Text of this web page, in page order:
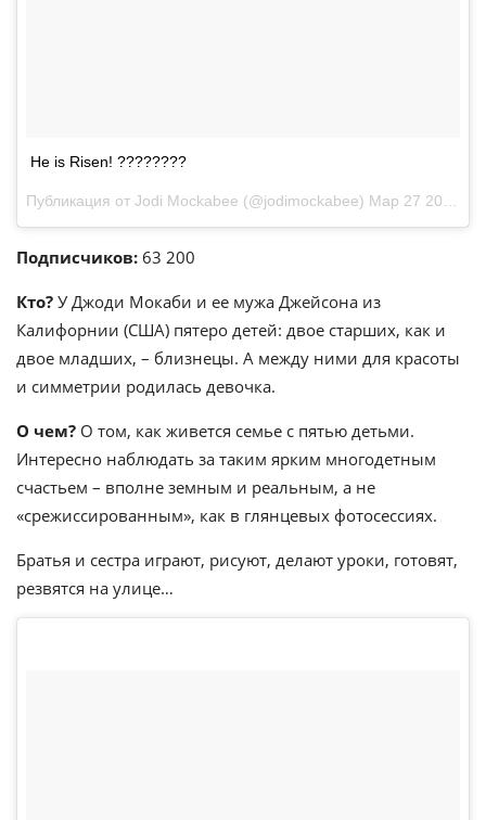
He is Risen! ????????
Публикация от Jodi Mockabee (@jodimockabee) Мар 27 2016 в 12:13 PDT
Подписчиков: 63 200
Кто? У Джоди Мокаби и ее мужа Джейсона из
Калифорнии (США) пятеро детей: двое старших, как и
двое младших, – близнецы. А между ними для красоты
и симметрии родилась девочка.
О чем? О том, как живется семье с пятью детьми.
Интересно наблюдать за таким ярким многодетным
счастьем – вполне земным и реальным, а не
«срежиссированным», как в глянцевых фотосессиях.
Братья и сестра играют, рисуют, делают уроки, готовят,
резвятся на улице…